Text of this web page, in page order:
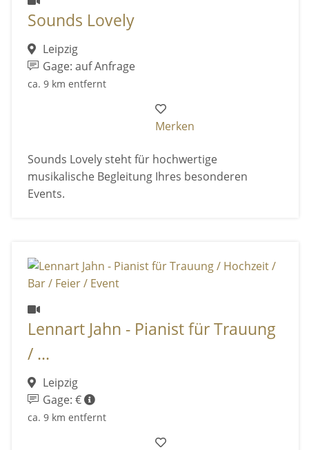
Sounds Lovely
Leipzig
Gage: auf Anfrage
ca. 9 km entfernt
Merken
Sounds Lovely steht für hochwertige
musikalische Begleitung Ihres besonderen
Events.
Lennart Jahn - Pianist für Trauung
/ ...
Leipzig
Gage: €
ca. 9 km entfernt